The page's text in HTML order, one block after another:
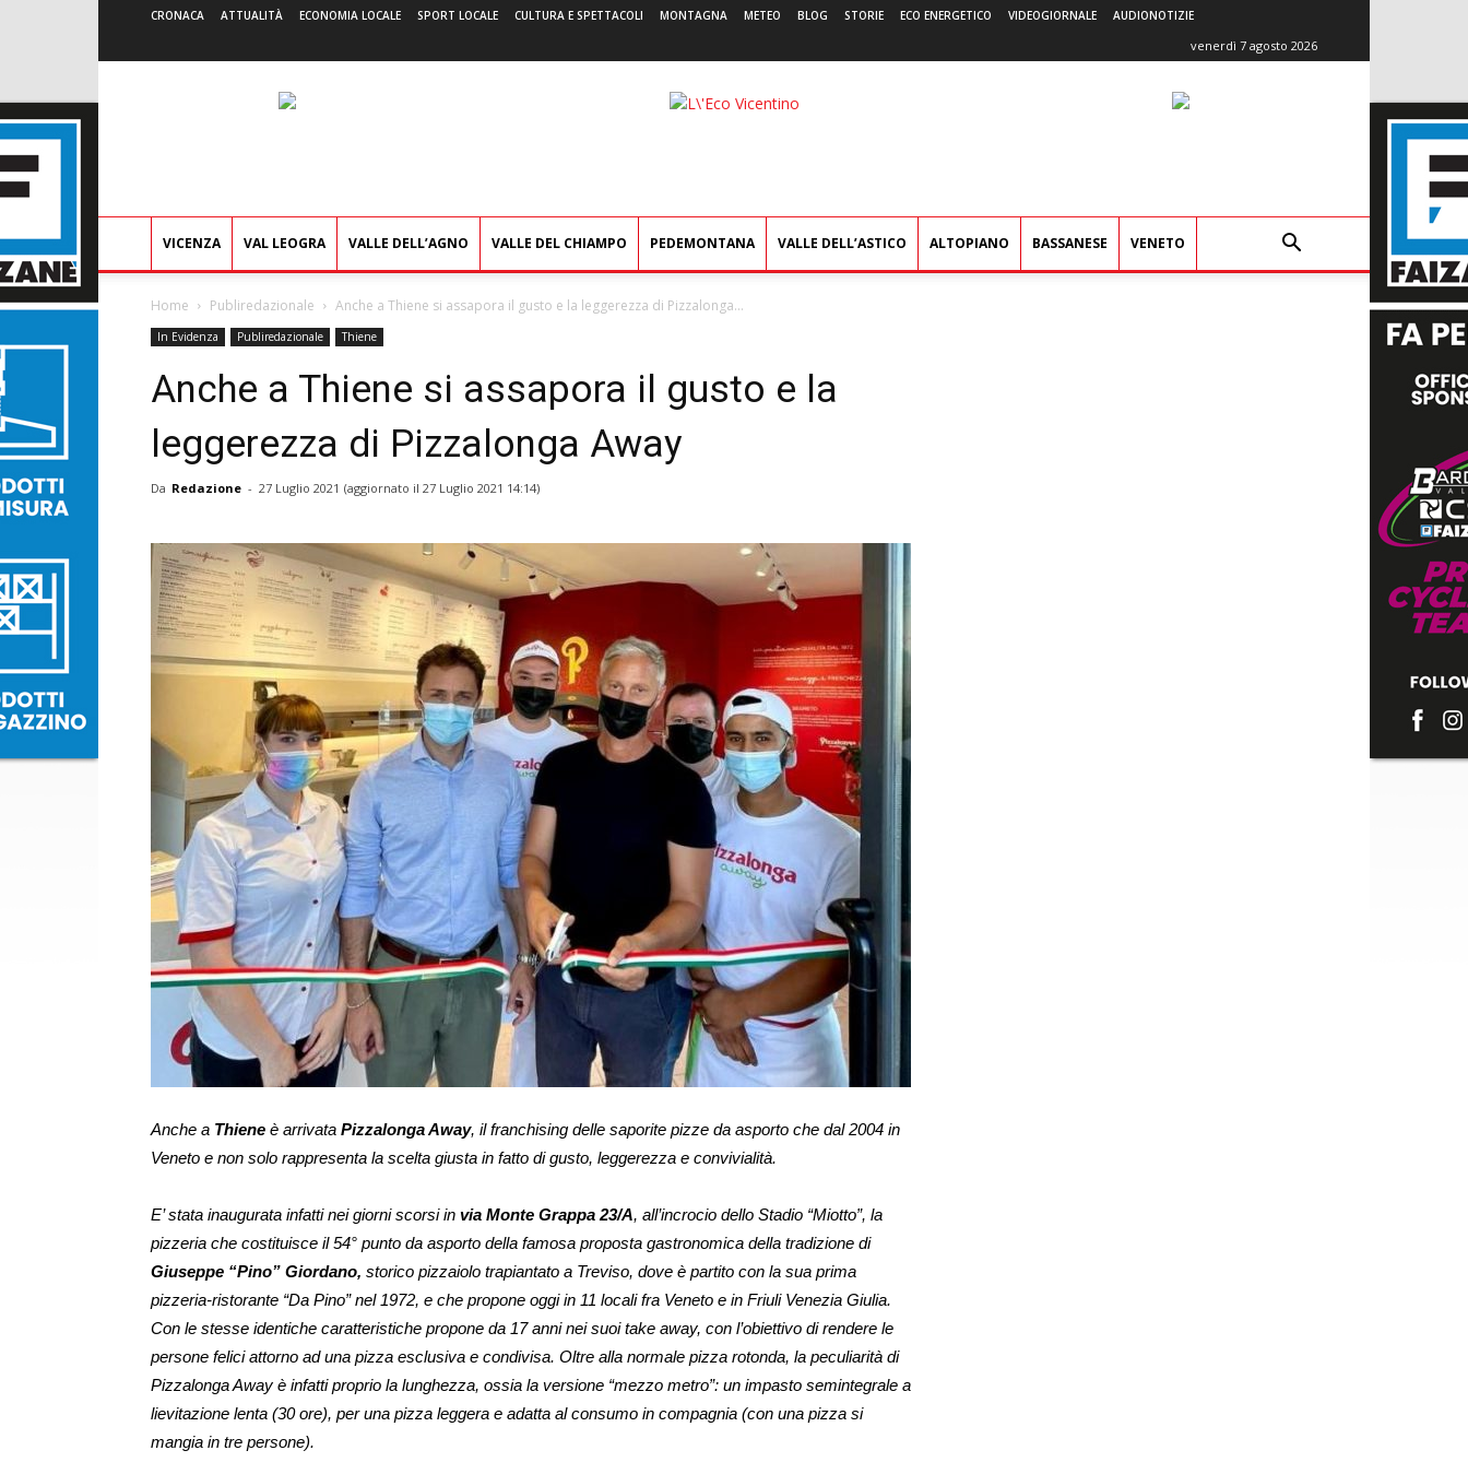
CRONACA ATTUALITÀ ECONOMIA LOCALE SPORT LOCALE CULTURA E SPETTACOLI MONTAGNA METEO BLOG STORIE ECO ENERGETICO VIDEOGIORNALE AUDIONOTIZIE
venerdì 7 agosto 2026
L'Eco
VICENZA VAL LEOGRA VALLE DELL’AGNO VALLE DEL CHIAMPO PEDEMONTANA VALLE DELL’ASTICO ALTOPIANO BASSANESE VENETO
Home Publiredazionale Anche a Thiene si assapora il gusto e la leggerezza di Pizzalonga...
In Evidenza Publiredazionale Thiene
Anche a Thiene si assapora il gusto e la
leggerezza di Pizzalonga Away
Da Redazione - 27 Luglio 2021 (aggiornato il 27 Luglio 2021 14:14)
Anche a Thiene è arrivata Pizzalonga Away, il franchising delle saporite pizze da asporto che dal 2004 in
Veneto e non solo rappresenta la scelta giusta in fatto di gusto, leggerezza e convivialità.
E’ stata inaugurata infatti nei giorni scorsi in via Monte Grappa 23/A, all’incrocio dello Stadio “Miotto”, la
pizzeria che costituisce il 54° punto da asporto della famosa proposta gastronomica della tradizione di
Giuseppe “Pino” Giordano, storico pizzaiolo trapiantato a Treviso, dove è partito con la sua prima
pizzeria-ristorante “Da Pino” nel 1972, e che propone oggi in 11 locali fra Veneto e in Friuli Venezia Giulia.
Con le stesse identiche caratteristiche propone da 17 anni nei suoi take away, con l’obiettivo di rendere le
persone felici attorno ad una pizza esclusiva e condivisa. Oltre alla normale pizza rotonda, la peculiarità di
Pizzalonga Away è infatti proprio la lunghezza, ossia la versione “mezzo metro”: un impasto semintegrale a
lievitazione lenta (30 ore), per una pizza leggera e adatta al consumo in compagnia (con una pizza si
mangia in tre persone).